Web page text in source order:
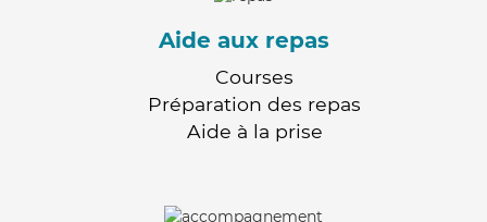
Aide aux repas
Courses
Préparation des repas
Aide à la prise